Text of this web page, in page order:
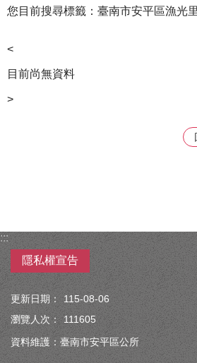
您目前搜尋標籤：臺南市安平區漁光
<
目前尚無資料
>
:::
隱私權宣告
更新日期：
115-08-06
瀏覽人次：
111605
資料維護：臺南市安平區公所